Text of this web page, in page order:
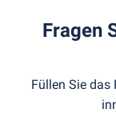
Fragen
Füllen Sie das